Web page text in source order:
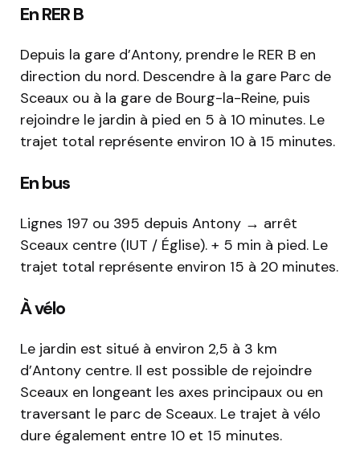
En RER B
Depuis la gare d’Antony, prendre le RER B en
direction du nord. Descendre à la gare Parc de
Sceaux ou à la gare de Bourg-la-Reine, puis
rejoindre le jardin à pied en 5 à 10 minutes. Le
trajet total représente environ 10 à 15 minutes.
En bus
Lignes 197 ou 395 depuis Antony → arrêt
Sceaux centre (IUT / Église). + 5 min à pied. Le
trajet total représente environ 15 à 20 minutes.
À vélo
Le jardin est situé à environ 2,5 à 3 km
d’Antony centre. Il est possible de rejoindre
Sceaux en longeant les axes principaux ou en
traversant le parc de Sceaux. Le trajet à vélo
dure également entre 10 et 15 minutes.